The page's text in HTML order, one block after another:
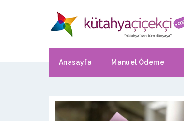
Anasayfa Manuel Ödeme